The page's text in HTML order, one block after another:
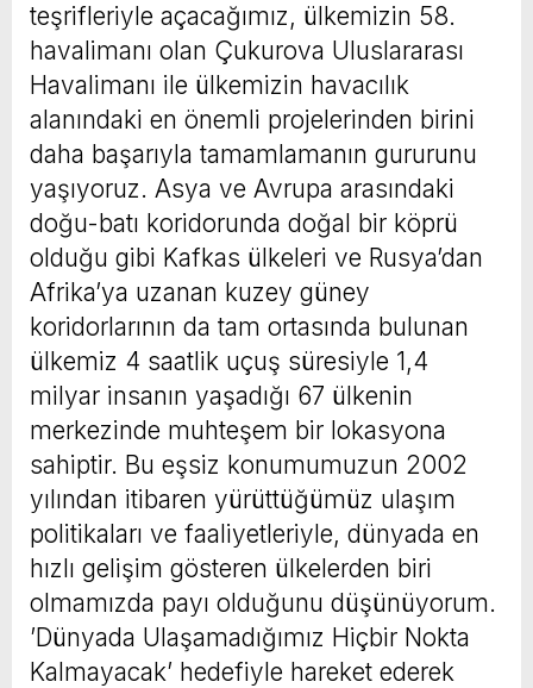
teşrifleriyle açacağımız, ülkemizin 58.
havalimanı olan Çukurova Uluslararası
Havalimanı ile ülkemizin havacılık
alanındaki en önemli projelerinden birini
daha başarıyla tamamlamanın gururunu
yaşıyoruz. Asya ve Avrupa arasındaki
doğu-batı koridorunda doğal bir köprü
olduğu gibi Kafkas ülkeleri ve Rusya’dan
Afrika’ya uzanan kuzey güney
koridorlarının da tam ortasında bulunan
ülkemiz 4 saatlik uçuş süresiyle 1,4
milyar insanın yaşadığı 67 ülkenin
merkezinde muhteşem bir lokasyona
sahiptir. Bu eşsiz konumumuzun 2002
yılından itibaren yürüttüğümüz ulaşım
politikaları ve faaliyetleriyle, dünyada en
hızlı gelişim gösteren ülkelerden biri
olmamızda payı olduğunu düşünüyorum.
’Dünyada Ulaşamadığımız Hiçbir Nokta
Kalmayacak’ hedefiyle hareket ederek